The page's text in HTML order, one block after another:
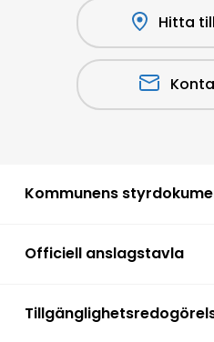
Hitta
Kommunens
Officiell anslagstavla